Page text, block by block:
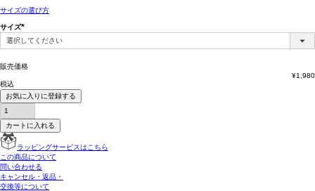
サイズの選び方
サイズ
(必
須)
販売価格
¥1,980
税込
お気に入りに登録する
カートに入れる
ラッピングサービスはこちら
この商品について
問い合わせる
キャンセル・返品・
交換等について